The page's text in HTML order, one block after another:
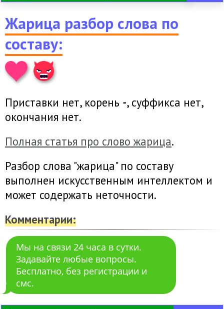
Жарица разбор слова по
составу:
Приставки нет, корень -, суффикса нет,
окончания нет.
Полная статья про слово жарица.
Разбор слова "жарица" по составу
выполнен искусственным интеллектом и
может содержать неточности.
Комментарии:
Мы на связи 24 часа в сутки.
Задавайте любые вопросы.
Бесплатно, без регистрации и
смс.